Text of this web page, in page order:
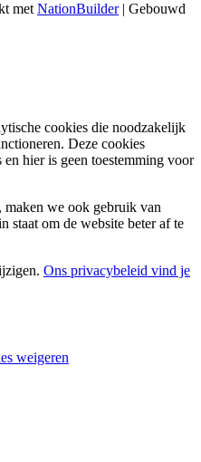
metNationBuilder| Gebouwd
cookies die noodzakelijk
Deze cookies
hier is geen toestemming voor
maken we ook gebruik van
staat om de website beter af te
Ons privacybeleid vind je
weigeren